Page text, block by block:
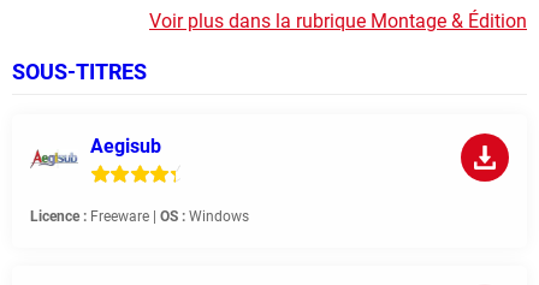
Voir plus dans la rubrique Montage & Édition
SOUS-TITRES
Aegisub
Licence : Freeware | OS : Windows